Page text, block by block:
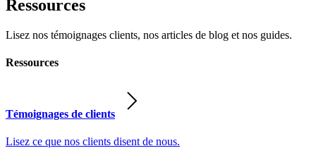
Ressources
Lisez nos témoignages clients, nos articles de blog et nos guides.
Ressources
Témoignages de clients
Lisez ce que nos clients disent de nous.